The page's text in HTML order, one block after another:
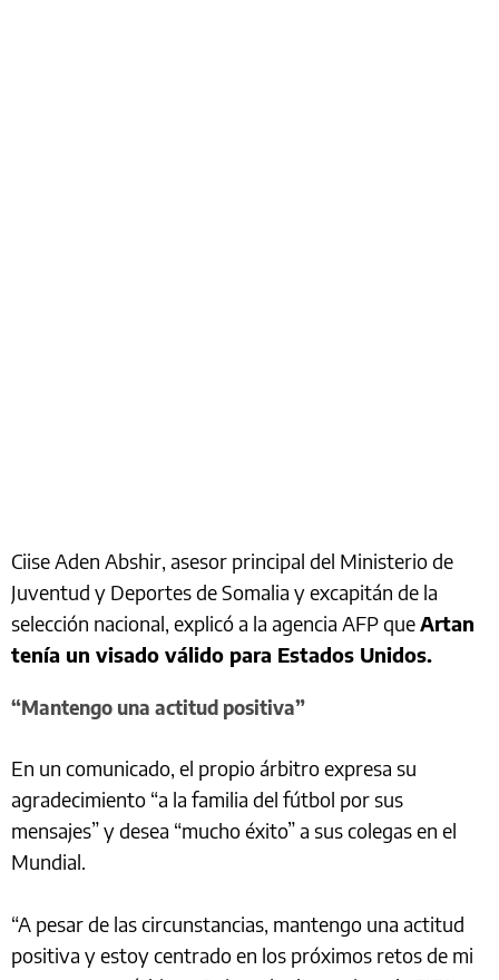
Ciise Aden Abshir, asesor principal del Ministerio de
Juventud y Deportes de Somalia y excapitán de la
selección nacional, explicó a la agencia AFP queArtan
tenía un visado válido para Estados Unidos.
“Mantengo una actitud positiva”
En un comunicado, el propio árbitro expresa su
agradecimiento “a la familia del fútbol por sus
mensajes” y desea “mucho éxito” a sus colegas en el
Mundial.
“A pesar de las circunstancias, mantengo una actitud
positiva y estoy centrado en los próximos retos de mi